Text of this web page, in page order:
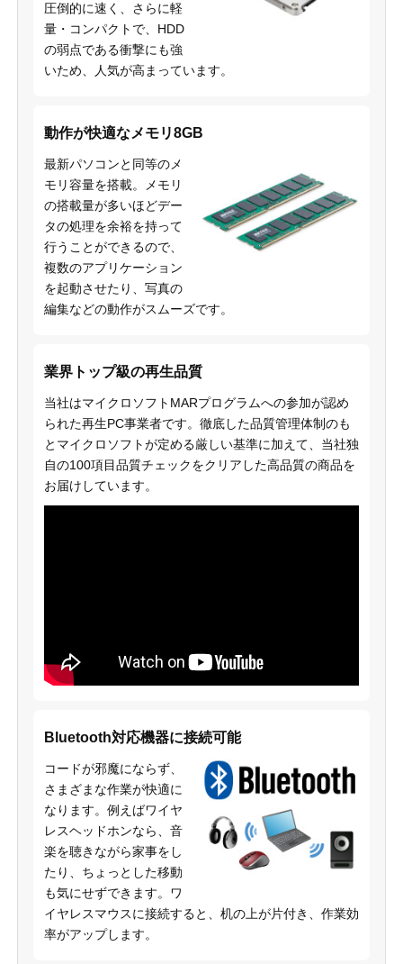
圧倒的に速く、さらに軽
量・コンパクトで、HDD
の弱点である衝撃にも強
いため、人気が高まっています。
動作が快適なメモリ8GB
最新パソコンと同等のメ
モリ容量を搭載。メモリ
の搭載量が多いほどデー
タの処理を余裕を持って
行うことができるので、
複数のアプリケーション
を起動させたり、写真の
編集などの動作がスムーズです。
業界トップ級の再生品質
当社はマイクロソフトMARプログラムへの参加が認め
られた再生PC事業者です。徹底した品質管理体制のも
とマイクロソフトが定める厳しい基準に加えて、当社独
自の100項目品質チェックをクリアした高品質の商品を
お届けしています。
Bluetooth対応機器に接続可能
コードが邪魔にならず、
さまざまな作業が快適に
なります。例えばワイヤ
レスヘッドホンなら、音
楽を聴きながら家事をし
たり、ちょっとした移動
も気にせずできます。ワ
イヤレスマウスに接続すると、机の上が片付き、作業効
率がアップします。